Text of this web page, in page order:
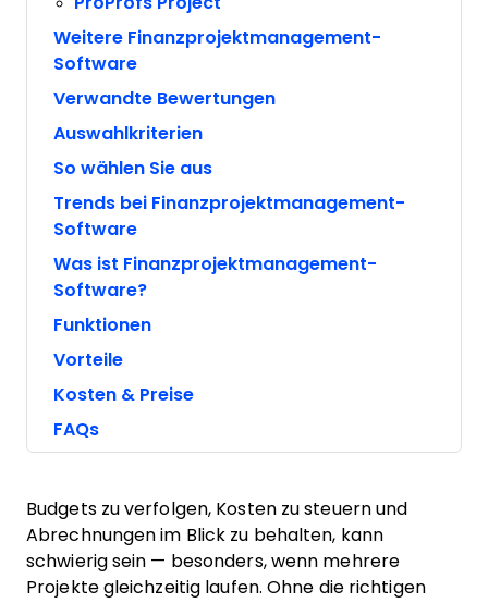
Weitere Finanzprojektmanagement-
Software
Verwandte Bewertungen
Auswahlkriterien
So wählen Sie aus
Trends bei Finanzprojektmanagement-
Software
Was ist Finanzprojektmanagement-
Software?
Funktionen
Vorteile
Kosten & Preise
FAQs
Budgets zu verfolgen, Kosten zu steuern und
Abrechnungen im Blick zu behalten, kann
schwierig sein — besonders, wenn mehrere
Projekte gleichzeitig laufen. Ohne die richtigen